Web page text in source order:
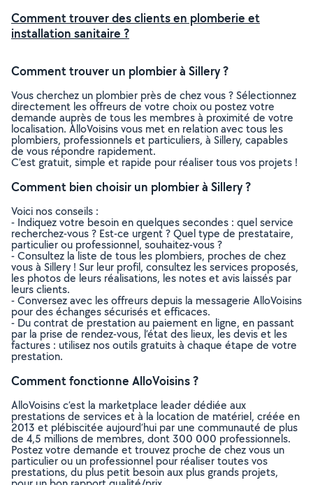
Comment trouver des clients en plomberie et
installation sanitaire ?
Comment trouver un plombier à Sillery ?
Vous cherchez un plombier près de chez vous ? Sélectionnez
directement les offreurs de votre choix ou postez votre
demande auprès de tous les membres à proximité de votre
localisation. AlloVoisins vous met en relation avec tous les
plombiers, professionnels et particuliers, à Sillery, capables
de vous répondre rapidement.
C’est gratuit, simple et rapide pour réaliser tous vos projets !
Comment bien choisir un plombier à Sillery ?
Voici nos conseils :
- Indiquez votre besoin en quelques secondes : quel service
recherchez-vous ? Est-ce urgent ? Quel type de prestataire,
particulier ou professionnel, souhaitez-vous ?
- Consultez la liste de tous les plombiers, proches de chez
vous à Sillery ! Sur leur profil, consultez les services proposés,
les photos de leurs réalisations, les notes et avis laissés par
leurs clients.
- Conversez avec les offreurs depuis la messagerie AlloVoisins
pour des échanges sécurisés et efficaces.
- Du contrat de prestation au paiement en ligne, en passant
par la prise de rendez-vous, l’état des lieux, les devis et les
factures : utilisez nos outils gratuits à chaque étape de votre
prestation.
Comment fonctionne AlloVoisins ?
AlloVoisins c’est la marketplace leader dédiée aux
prestations de services et à la location de matériel, créée en
2013 et plébiscitée aujourd’hui par une communauté de plus
de 4,5 millions de membres, dont 300 000 professionnels.
Postez votre demande et trouvez proche de chez vous un
particulier ou un professionnel pour réaliser toutes vos
prestations, du plus petit besoin aux plus grands projets,